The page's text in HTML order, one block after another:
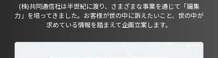
(株)共同通信社は半世紀に渡り、さまざまな事業を通じて「編集
力」を培ってきました。お客様が世の中に訴えたいこと、世の中が
求めている情報を踏まえて企画立案します。